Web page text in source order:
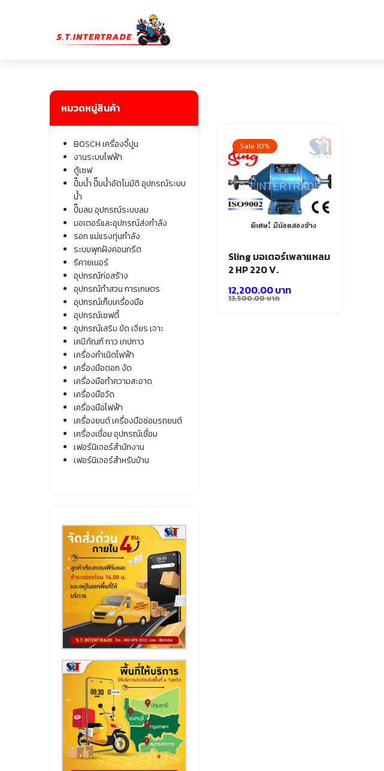
หมวดหมู่สินค้า
BOSCH เครื่องจี้ปูน
งานระบบไฟฟ้า
ตู้เซฟ
ปั๊มน้ำ ปั๊มน้ำอัตโนมัติ อุปกรณ์ระบบ
น้ำ
ปั๊มลม อุปกรณ์ระบบลม
มอเตอร์และอุปกรณ์ส่งกำลัง
รอก แม่แรงทุ่นกำลัง
ระบบพุกฝังคอนกรีต
รีคายเนอร์
อุปกรณ์ก่อสร้าง
อุปกรณ์ทำสวน การเกษตร
อุปกรณ์เก็บเครื่องมือ
อุปกรณ์เซฟตี้
อุปกรณ์เสริม ขัด เจียร เจาะ
เคมีภัณฑ์ กาว เทปกาว
เครื่องกำเนิดไฟฟ้า
เครื่องมือตอก งัด
เครื่องมือทำความสะอาด
เครื่องมือวัด
เครื่องมือไฟฟ้า
เครื่องยนต์ เครื่องมือซ่อมรถยนต์
เครื่องเชื่อม อุปกรณ์เชื่อม
เฟอร์นิเจอร์สำนักงาน
เฟอร์นิเจอร์สำหรับบ้าน
Sale 10%
Sling มอเตอร์เพลาแหลม
2 HP 220 V.
13,500.00บาท
12,200.00บาท